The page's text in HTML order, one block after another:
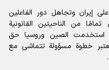
إيران وتجاهل دور الفاعلين
تمامًا من الناحيتين القانونية
استخدمت الصين وروسيا حق
خطوة مسؤولة تتماشى مع